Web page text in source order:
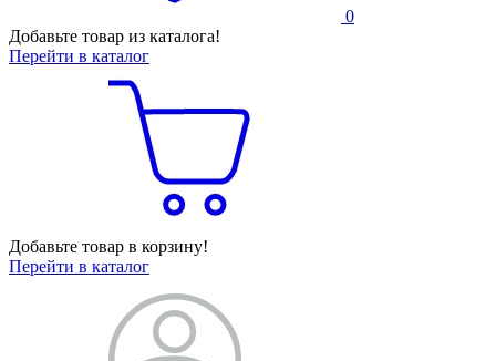
0
Добавьте товар из каталога!
Перейти в каталог
Добавьте товар в корзину!
Перейти в каталог